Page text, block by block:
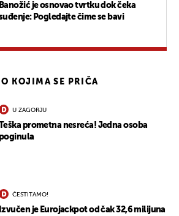
Banožić je osnovao tvrtku dok čeka
Pogledajte čime se bavi
KOJIMA SE PRIČA
U ZAGORJU
prometna nesreća! Jedna osoba
ČESTITAMO!
Izvučen je Eurojackpot od čak 32,6 milijuna